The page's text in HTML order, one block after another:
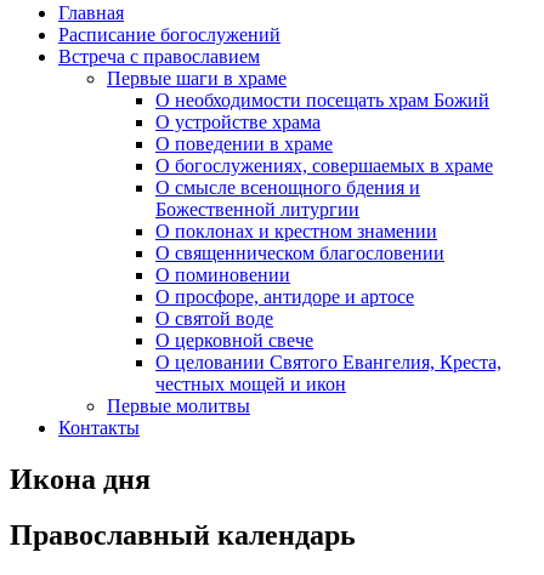
Главная
Расписание богослужений
Встреча с православием
Первые шаги в храме
О необходимости посещать храм Божий
О устройстве храма
О поведении в храме
О богослужениях, совершаемых в храме
О смысле всенощного бдения и
Божественной литургии
О поклонах и крестном знамении
О священническом благословении
О поминовении
О просфоре, антидоре и артосе
О святой воде
О церковной свече
О целовании Святого Евангелия, Креста,
честных мощей и икон
Первые молитвы
Контакты
Икона дня
Православный календарь